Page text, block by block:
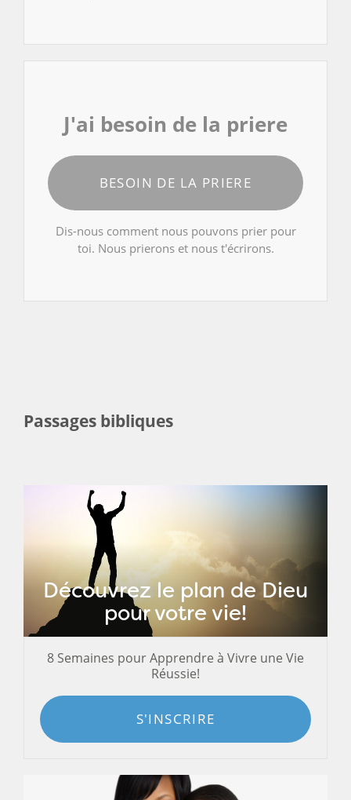
J'ai besoin de la priere
BESOIN DE LA PRIERE
Dis-nous comment nous pouvons prier pour
toi. Nous prierons et nous t'écrirons.
Passages bibliques
Découvrez le plan de Dieu
pour votre vie!
8 Semaines pour Apprendre à Vivre une Vie
Réussie!
S'INSCRIRE